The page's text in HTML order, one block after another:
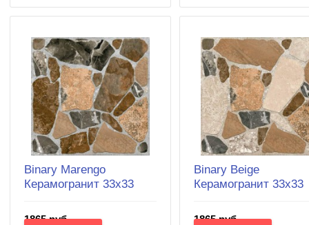
Binary Marengo
Керамогранит 33x33
1865 руб.
Binary Beige
Керамогранит 33х33
1865 руб.